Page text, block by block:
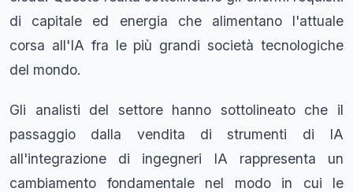
di capitale ed energia che alimentano l'attuale
corsa all'IA fra le più grandi società tecnologiche
del mondo.
Gli analisti del settore hanno sottolineato che il
passaggio dalla vendita di strumenti di IA
all'integrazione di ingegneri IA rappresenta un
cambiamento fondamentale nel modo in cui le